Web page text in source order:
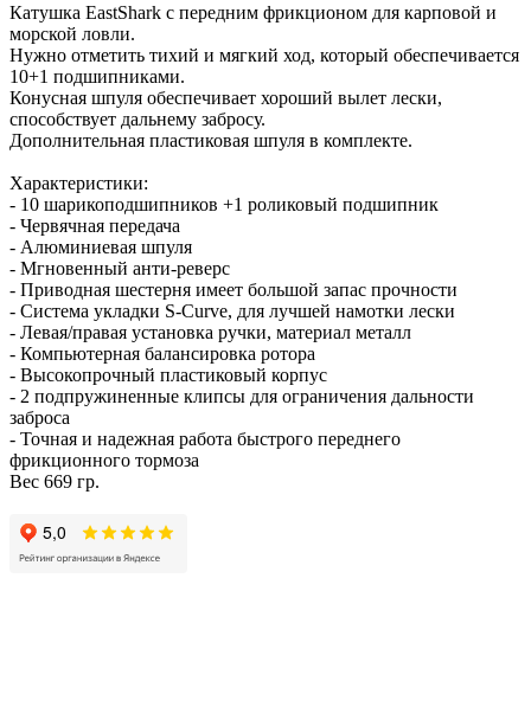
Катушка EastShark с передним фрикционом для карповой и
морской ловли.
Нужно отметить тихий и мягкий ход, который обеспечивается
10+1 подшипниками.
Конусная шпуля обеспечивает хороший вылет лески,
способствует дальнему забросу.
Дополнительная пластиковая шпуля в комплекте.
Характеристики:
- 10 шарикоподшипников +1 роликовый подшипник
- Червячная передача
- Алюминиевая шпуля
- Мгновенный анти-реверс
- Приводная шестерня имеет большой запас прочности
- Система укладки S-Curve, для лучшей намотки лески
- Левая/правая установка ручки, материал металл
- Компьютерная балансировка ротора
- Высокопрочный пластиковый корпус
- 2 подпружиненные клипсы для ограничения дальности
заброса
- Точная и надежная работа быстрого переднего
фрикционного тормоза
Вес 669 гр.